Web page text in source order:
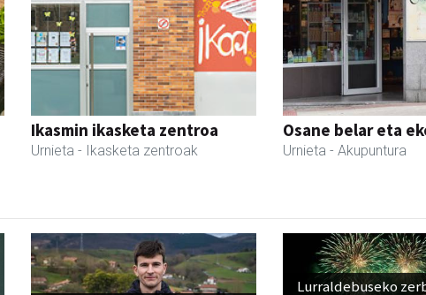
Ikasmin ikasketa zentroa
Urnieta - Ikasketa zentroak
Osane belar eta
Urnieta - Akupuntura
Lurraldebuseko